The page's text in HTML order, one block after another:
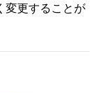
変更することが